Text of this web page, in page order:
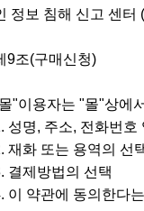
정보 침해 신고 센터
9조(구매신청)
"이용자는 "몰"상에
성명, 주소, 전화번호
재화 또는 용역의 선
결제방법의 선택
이 약관에 동의한다